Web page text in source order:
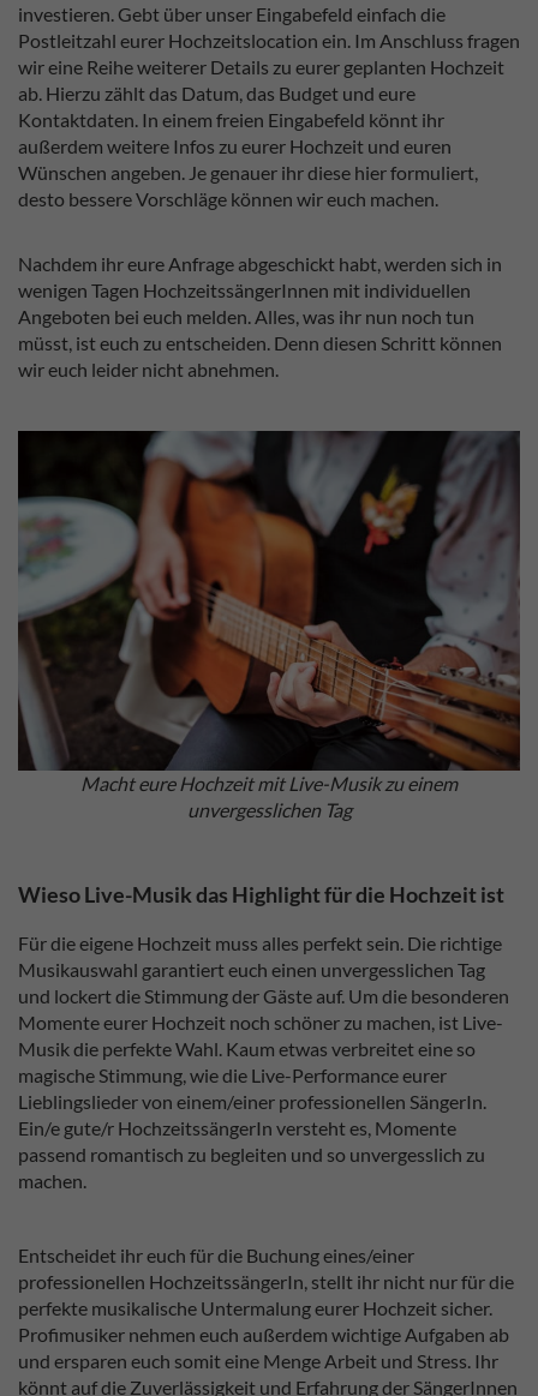
investieren. Gebt über unser Eingabefeld einfach die
Postleitzahl eurer Hochzeitslocation ein. Im Anschluss fragen
wir eine Reihe weiterer Details zu eurer geplanten Hochzeit
ab. Hierzu zählt das Datum, das Budget und eure
Kontaktdaten. In einem freien Eingabefeld könnt ihr
außerdem weitere Infos zu eurer Hochzeit und euren
Wünschen angeben. Je genauer ihr diese hier formuliert,
desto bessere Vorschläge können wir euch machen.
Nachdem ihr eure Anfrage abgeschickt habt, werden sich in
wenigen Tagen HochzeitssängerInnen mit individuellen
Angeboten bei euch melden. Alles, was ihr nun noch tun
müsst, ist euch zu entscheiden. Denn diesen Schritt können
wir euch leider nicht abnehmen.
Macht eure Hochzeit mit Live-Musik zu einem
unvergesslichen Tag
Wieso Live-Musik das Highlight für die Hochzeit ist
Für die eigene Hochzeit muss alles perfekt sein. Die richtige
Musikauswahl garantiert euch einen unvergesslichen Tag
und lockert die Stimmung der Gäste auf. Um die besonderen
Momente eurer Hochzeit noch schöner zu machen, ist Live-
Musik die perfekte Wahl. Kaum etwas verbreitet eine so
magische Stimmung, wie die Live-Performance eurer
Lieblingslieder von einem/einer professionellen SängerIn.
Ein/e gute/r HochzeitssängerIn versteht es, Momente
passend romantisch zu begleiten und so unvergesslich zu
machen.
Entscheidet ihr euch für die Buchung eines/einer
professionellen HochzeitssängerIn, stellt ihr nicht nur für die
perfekte musikalische Untermalung eurer Hochzeit sicher.
Profimusiker nehmen euch außerdem wichtige Aufgaben ab
und ersparen euch somit eine Menge Arbeit und Stress. Ihr
könnt auf die Zuverlässigkeit und Erfahrung der SängerInnen